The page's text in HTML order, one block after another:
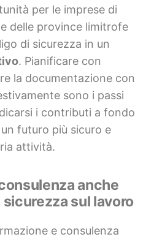
per le imprese di
e delle province limitrofe
di sicurezza in un
. Pianificare con
la documentazione con
sono i passi
i contributi a fondo
futuro più sicuro e
attività.
anche
sul lavoro
e consulenza